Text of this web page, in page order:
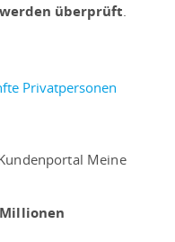
werden überprüft
Meine